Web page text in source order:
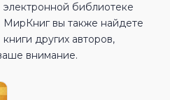
электронной библиотеке
МирКниг вы также найдете
книги других авторов,
внимание.